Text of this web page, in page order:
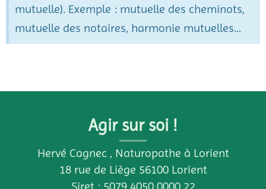
mutuelle). Exemple : mutuelle des cheminots,
mutuelle des notaires, harmonie mutuelles...
Agir sur soi !
Hervé Cagnec , Naturopathe à Lorient
18 rue de Liège 56100 Lorient
Siret : 5079 4050 0000 22